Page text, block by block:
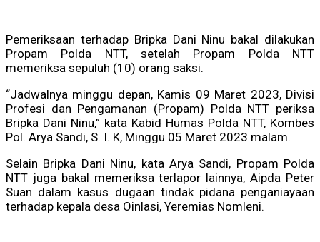
Pemeriksaan terhadap Bripka Dani Ninu bakal dilakukan
Propam Polda NTT, setelah Propam Polda NTT
memeriksa sepuluh (10) orang saksi.
“Jadwalnya minggu depan, Kamis 09 Maret 2023, Divisi
Profesi dan Pengamanan (Propam) Polda NTT periksa
Bripka Dani Ninu,” kata Kabid Humas Polda NTT, Kombes
Pol. Arya Sandi, S. I. K, Minggu 05 Maret 2023 malam.
Selain Bripka Dani Ninu, kata Arya Sandi, Propam Polda
NTT juga bakal memeriksa terlapor lainnya, Aipda Peter
Suan dalam kasus dugaan tindak pidana penganiayaan
terhadap kepala desa Oinlasi, Yeremias Nomleni.